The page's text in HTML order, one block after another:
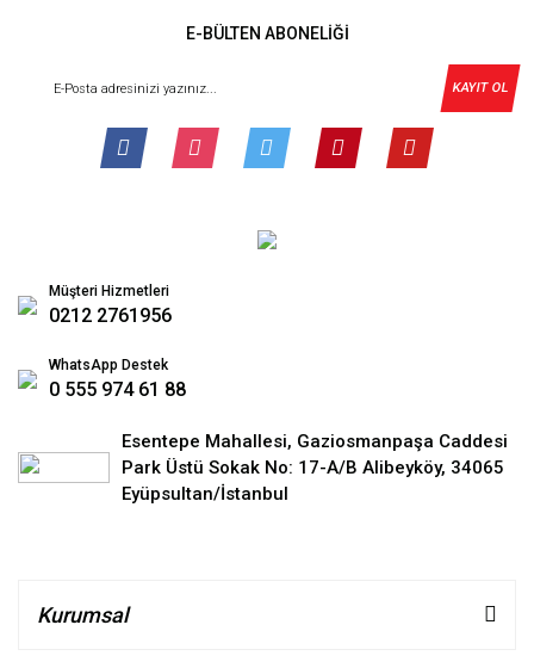
E-BÜLTEN ABONELİĞİ
KAYIT OL
Müşteri Hizmetleri
0212 2761956
WhatsApp Destek
0 555 974 61 88
Esentepe Mahallesi, Gaziosmanpaşa Caddesi
Park Üstü Sokak No: 17-A/B Alibeyköy, 34065
Eyüpsultan/İstanbul
Kurumsal